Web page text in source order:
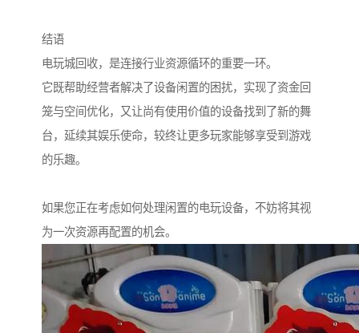
结语
电玩城回收，是连接行业资源循环的重要一环。
它既帮助经营者解决了设备闲置的困扰，实现了资金回
笼与空间优化，又让尚有使用价值的设备找到了新的舞
台，延续其娱乐使命，较终让更多玩家能够享受到游戏
的乐趣。
如果您正在考虑如何处理闲置的电玩设备，不妨将其视
为一次资源再配置的机会。